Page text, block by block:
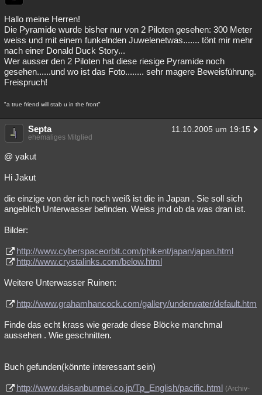
Hallo meine Herren!
Die Pyramide wurde bisher nur von 2 Piloten gesehen: 300 Meter
weiss und mit einem funkelnden Juwelenetwas....... tönt mir mehr
nach einer Donald Duck Story...
Wer ausser den 2 Piloten hat diese riesige Pyramide noch
gesehen......und wo ist das Foto........ sehr magere Beweisführung.
Freispruch!
"a true friend will stab u in the front"
Septa 11.10.2005 um 19:15
ehemaliges Mitglied
@ yakut
Hi Jakut
die einzige von der ich noch weiß ist die in Japan . Sie soll sich
angeblich Unterwasser befinden. Weiss jmd ob da was dran ist.
Bilder:
http://www.cyberspaceorbit.com/phikent/japan/japan.html
http://www.crystalinks.com/below.html
Weitere Unterwasser Ruinen:
http://www.grahamhancock.com/gallery/underwater/default.htm
Finde das echt krass wie gerade diese Blöcke manchmal
aussehen . Wie geschnitten.
Buch gefunden(könnte interessant sein)
http://www.daisanbunmei.co.jp/Tp_English/pacific.html (Archiv-